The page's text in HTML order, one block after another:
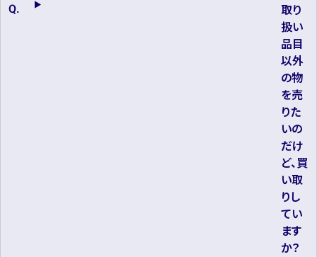
取り
扱い
品目
以外
の物
を売
りた
いの
だけ
ど、買
い取
りし
てい
ます
か？